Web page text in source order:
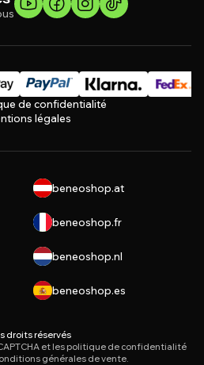
de confidentialité
légales
beneoshop.at
beneoshop.fr
beneoshop.nl
beneoshop.es
droits réservés
et les politique de confidentialité
générales de vente.